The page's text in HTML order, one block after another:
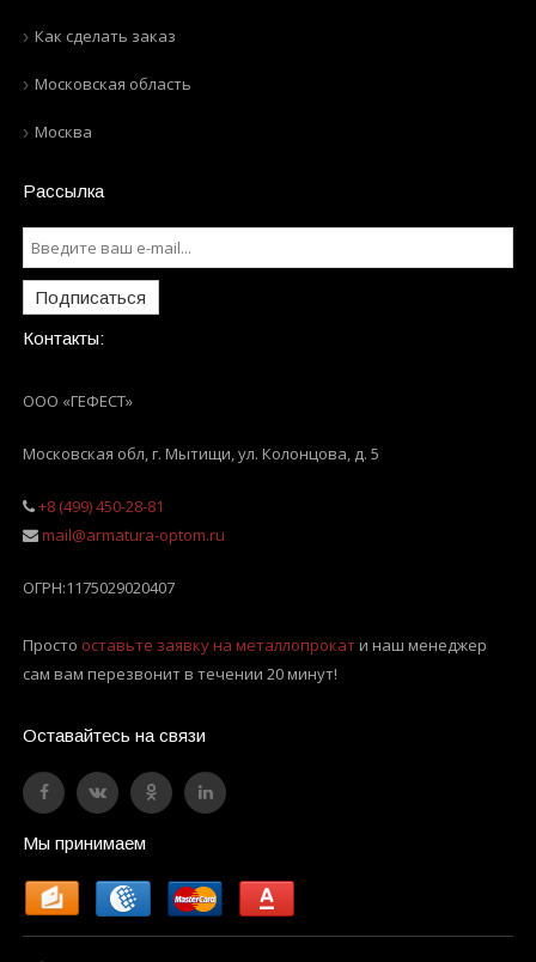
Как сделать заказ
Московская область
Москва
Рассылка
Подписаться
Контакты:
ООО «ГЕФЕСТ»
Московская обл, г. Мытищи,ул. Колонцова, д. 5
+8 (499) 450-28-81
mail@armatura-optom.ru
ОГРН:1175029020407
Просто оставьте заявку на металлопрокати наш менеджер
сам вам перезвонит в течении 20 минут!
Оставайтесь на связи
Мы принимаем